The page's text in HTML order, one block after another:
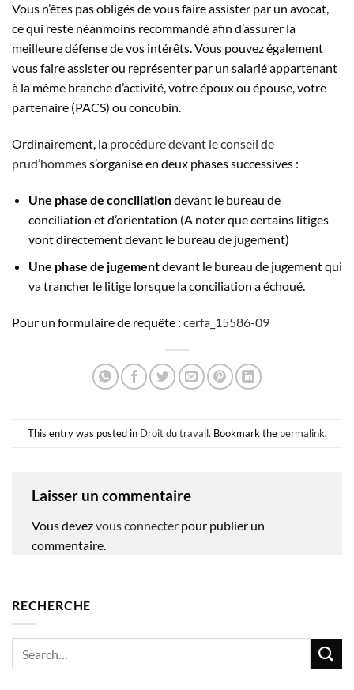
Vous n’êtes pas obligés de vous faire assister par un avocat,
ce qui reste néanmoins recommandé afin d’assurer la
meilleure défense de vos intérêts. Vous pouvez également
vous faire assister ou représenter par un salarié appartenant
à la même branche d’activité, votre époux ou épouse, votre
partenaire (PACS) ou concubin.
Ordinairement, la procédure devant le conseil de
prud’hommess’organise en deux phases successives :
Une phase de conciliationdevant le bureau de
conciliation et d’orientation (A noter que certains litiges
vont directement devant le bureau de jugement)
Une phase de jugementdevant le bureau de jugement qui
va trancher le litige lorsque la conciliation a échoué.
Pour un formulaire de requête : cerfa_15586-09
This entry was posted in Droit du travail. Bookmark the permalink.
Laisser un commentaire
Vous devezvous connecter pour publier un
commentaire.
RECHERCHE